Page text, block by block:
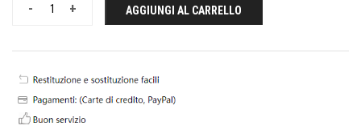
+
- AGGIUNGI AL CARRELLO